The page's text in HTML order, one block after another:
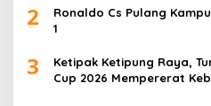
2
Ronaldo Cs Pulang
1
3
Ketipak Ketipung Raya,
Cup 2026 Mempererat